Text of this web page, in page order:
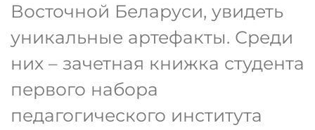
Восточной Беларуси, увидеть
уникальные артефакты. Среди
них – зачетная книжка студента
первого набора
педагогического института